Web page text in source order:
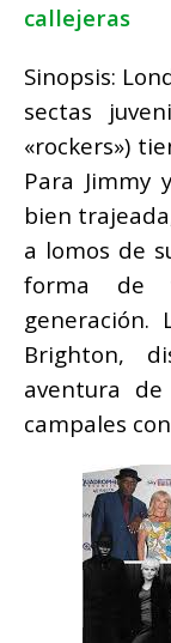
callejeras
Sinopsis:
sectas
«rockers»)
Para Jimmy
bien
a lomos de
forma de
generación.
Brighton,
aventura
campales